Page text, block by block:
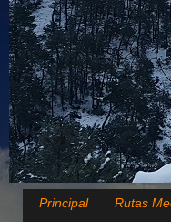
Principal Rutas